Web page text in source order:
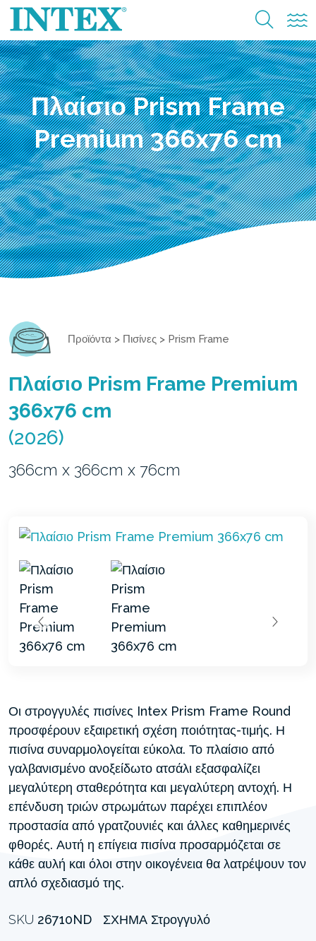
Πλαίσιο Prism Frame
Premium 366x76 cm
Προϊόντα > Πισίνες > Prism Frame
Πλαίσιο Prism Frame Premium
366x76 cm
(2026)
366cm x 366cm x 76cm
Οι στρογγυλές πισίνες Intex Prism Frame Round
προσφέρουν εξαιρετική σχέση ποιότητας-τιμής. Η
πισίνα συναρμολογείται εύκολα. Το πλαίσιο από
γαλβανισμένο ανοξείδωτο ατσάλι εξασφαλίζει
μεγαλύτερη σταθερότητα και μεγαλύτερη αντοχή. Η
επένδυση τριών στρωμάτων παρέχει επιπλέον
προστασία από γρατζουνιές και άλλες καθημερινές
φθορές. Αυτή η επίγεια πισίνα προσαρμόζεται σε
κάθε αυλή και όλοι στην οικογένεια θα λατρέψουν τον
απλό σχεδιασμό της.
SKU 26710ND ΣΧΉΜΑ Στρογγυλό